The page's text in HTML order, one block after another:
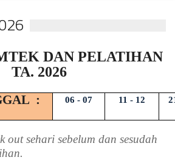
DAN PELATIHAN
TA. 2026
: 06 - 07 11 - 12
out sehari sebelum dan sesudah